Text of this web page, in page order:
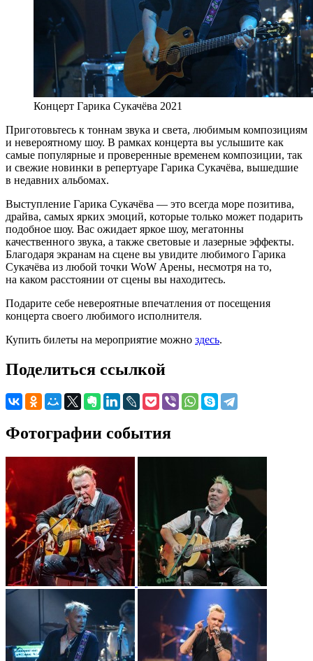
Концерт Гарика Сукачёва 2021
Приготовьтесь к тоннам звука и света, любимым композициям
и невероятному шоу. В рамках концерта вы услышите как
самые популярные и проверенные временем композиции, так
и свежие новинки в репертуаре Гарика Сукачёва, вышедшие
в недавних альбомах.
Выступление Гарика Сукачёва — это всегда море позитива,
драйва, самых ярких эмоций, которые только может подарить
подобное шоу. Вас ожидает яркое шоу, мегатонны
качественного звука, а также световые и лазерные эффекты.
Благодаря экранам на сцене вы увидите любимого Гарика
Сукачёва из любой точки WoW Арены, несмотря на то,
на каком расстоянии от сцены вы находитесь.
Подарите себе невероятные впечатления от посещения
концерта своего любимого исполнителя.
Купить билеты на мероприятие можно здесь.
Поделиться ссылкой
Фотографии события